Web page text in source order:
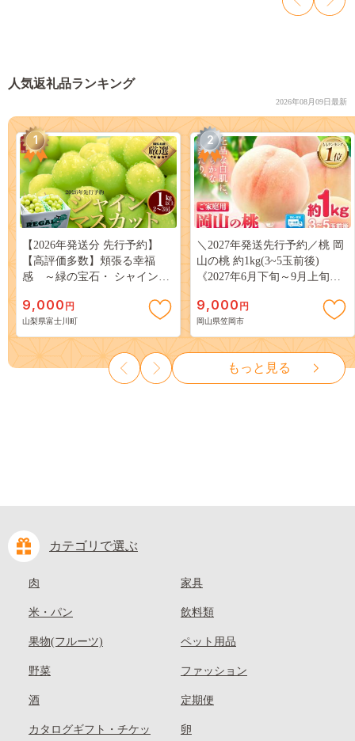
人気返礼品ランキング
2026年08月09日最新
1
【2026年発送分 先行予約】
【高評価多数】頬張る幸福
感 ～緑の宝石・ シャインマ
３房） フルーツ 山梨県産 果
物 くだもの シャイン マスカ
ット ぶどう ブドウ 葡萄 大粒
種なし 先行予約 富士川町
10000円 一万円 9000円 九千円
9,000 円
山梨県富士川町
2
＼2027年発送先行予約／桃 岡
山の桃 約1kg(3~5玉前後)
《2027年6月下旬～9月上旬頃
岡山 はくとう スイーツ フル
ーツ 果物 デザート 旬 モモ も
も 先行予約 送料無料 果物 岡
山県 笠岡市 清水白桃 白鳳 白
麗 クール便---
kasaoka_zsy_419_100---
9,000 円
岡山県笠岡市
もっと見る
カテゴリで選ぶ
肉
米・パン
果物(フルーツ)
野菜
酒
カタログギフト・チケッ
家具
飲料類
ペット用品
ファッション
定期便
卵